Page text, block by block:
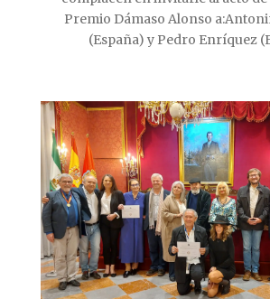
Premio Dámaso Alonso
(España) y Pedro Enríquez